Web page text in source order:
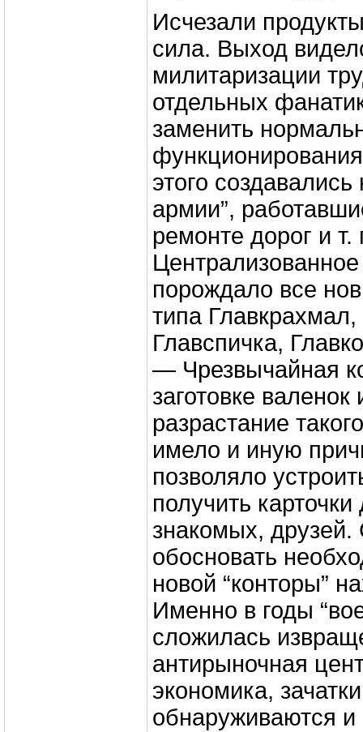
Исчезали
сила. Выход
милитаризации
отдельных
заменить
этого
армии”,
ремонте дорог и т.
порождало все
типа
Главспичка,
— Чрезвычайная
заготовке
разрастание
имело и иную
позволяло
получить
знакомых,
обосновать
новой “конторы”
Именно в годы
сложилась
антирыночная
экономика,
обнаруживаются и